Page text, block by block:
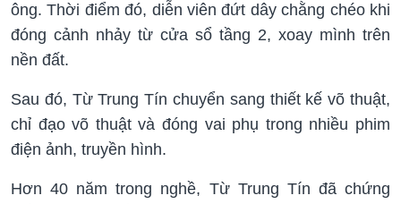
ông. Thời điểm đó, diễn viên đứt dây chằng chéo khi
đóng cảnh nhảy từ cửa sổ tầng 2, xoay mình trên
nền đất.
Sau đó, Từ Trung Tín chuyển sang thiết kế võ thuật,
chỉ đạo võ thuật và đóng vai phụ trong nhiều phim
điện ảnh, truyền hình.
Hơn 40 năm trong nghề, Từ Trung Tín đã chứng